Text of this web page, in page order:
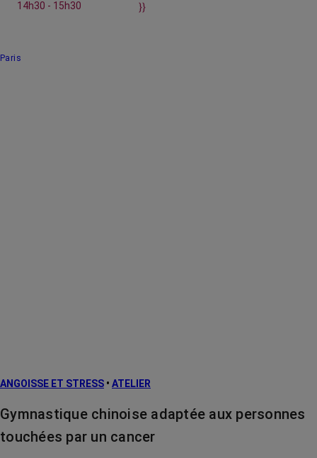
14h30 - 15h30 }}
Paris
ANGOISSE ET STRESS • ATELIER
Gymnastique chinoise adaptée aux personnes
touchées par un cancer